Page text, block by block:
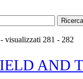
Ricerca
visualizzati 281 - 282
AND